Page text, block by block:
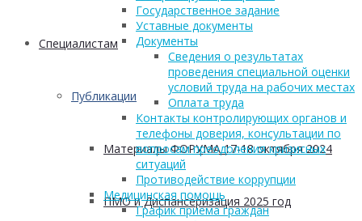
Cпециалистам
Публикации
Материалы ФОРУМА 17-18 октября 2024
ПМО и Диспансеризация 2025 год
Государственное задание
Уставные документы
Документы
Сведения о результатах
проведения специальной оценки
условий труда на рабочих местах
Оплата труда
Контакты контролирующих органов и
телефоны доверия, консультации по
вопросам преодоления кризисных
ситуаций
Противодействие коррупции
Медицинская помощь
График приема граждан